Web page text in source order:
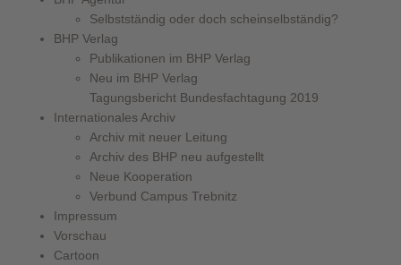
Selbstständig oder doch scheinselbständig?
BHP Verlag
Publikationen im BHP Verlag
Neu im BHP Verlag
Tagungsbericht Bundesfachtagung 2019
Internationales Archiv
Archiv mit neuer Leitung
Archiv des BHP neu aufgestellt
Neue Kooperation
Verbund Campus Trebnitz
Impressum
Vorschau
Cartoon